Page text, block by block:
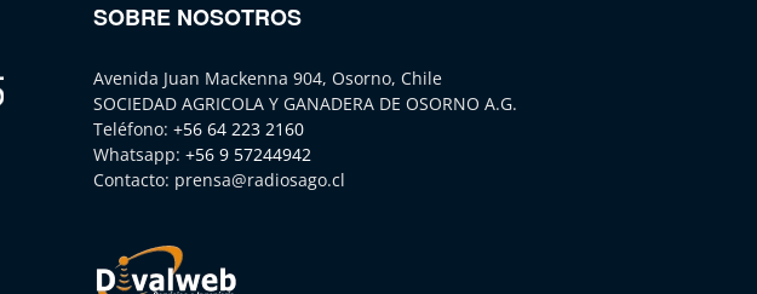
SOBRE NOSOTROS
Avenida Juan Mackenna 904, Osorno, Chile
SOCIEDAD AGRICOLA Y GANADERA DE OSORNO A.G.
Teléfono: +56 64 223 2160
Whatsapp: +56 9 57244942
Contacto: prensa@radiosago.cl